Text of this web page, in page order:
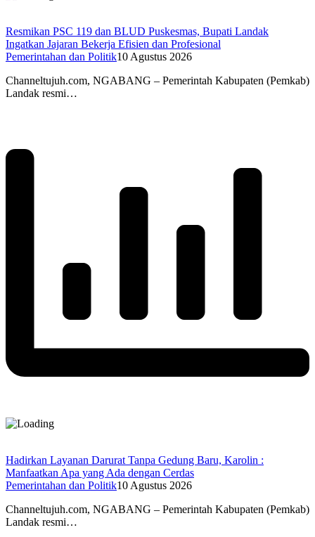
Resmikan PSC 119 dan BLUD Puskesmas, Bupati Landak
Ingatkan Jajaran Bekerja Efisien dan Profesional
Pemerintahan dan Politik10 Agustus 2026
Channeltujuh.com, NGABANG – Pemerintah Kabupaten (Pemkab)
Landak resmi…
Hadirkan Layanan Darurat Tanpa Gedung Baru, Karolin :
Manfaatkan Apa yang Ada dengan Cerdas
Pemerintahan dan Politik10 Agustus 2026
Channeltujuh.com, NGABANG – Pemerintah Kabupaten (Pemkab)
Landak resmi…